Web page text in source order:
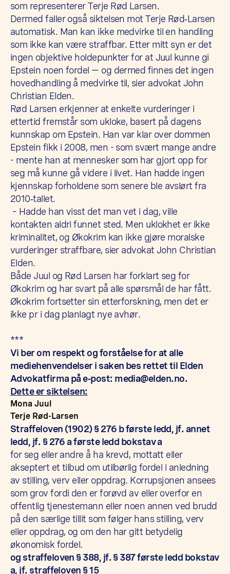
som representerer Terje Rød Larsen.
Dermed faller også siktelsen mot Terje Rød‑Larsen
automatisk. Man kan ikke medvirke til en handling
som ikke kan være straffbar. Etter mitt syn er det
ingen objektive holdepunkter for at Juul kunne gi
Epstein noen fordel — og dermed finnes det ingen
hovedhandling å medvirke til, sier advokat John
Christian Elden.
Rød Larsen erkjenner at enkelte vurderinger i
ettertid fremstår som ukloke, basert på dagens
kunnskap om Epstein. Han var klar over dommen
Epstein fikk i 2008, men - som svært mange andre
- mente han at mennesker som har gjort opp for
seg må kunne gå videre i livet. Han hadde ingen
kjennskap forholdene som senere ble avslørt fra
2010‑tallet.
– Hadde han visst det man vet i dag, ville
kontakten aldri funnet sted. Men uklokhet er ikke
kriminalitet, og Økokrim kan ikke gjøre moralske
vurderinger straffbare, sier advokat John Christian
Elden.
Både Juul og Rød Larsen har forklart seg for
Økokrim og har svart på alle spørsmål de har fått.
Økokrim fortsetter sin etterforskning, men det er
ikke pr i dag planlagt nye avhør.
***
Vi ber om respekt og forståelse for at alle
mediehenvendelser i saken bes rettet til Elden
Advokatfirma på e‑post: media@elden.no.
Dette er siktelsen:
Mona Juul
Terje Rød-Larsen
Straffeloven (1902) § 276 b første ledd, jf. annet
ledd, jf. § 276 a første ledd bokstava
for seg eller andre å ha krevd, mottatt eller
akseptert et tilbud om utilbørlig fordel i anledning
av stilling, verv eller oppdrag. Korrupsjonen ansees
som grov fordi den er forøvd av eller overfor en
offentlig tjenestemann eller noen annen ved brudd
på den særlige tillit som følger hans stilling, verv
eller oppdrag, og om den har gitt betydelig
økonomisk fordel.
og straffeloven § 388, jf. § 387 første ledd bokstav
a, jf. straffeloven § 15